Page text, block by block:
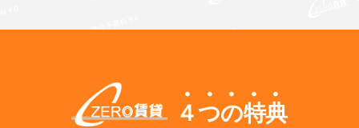
４つの特典